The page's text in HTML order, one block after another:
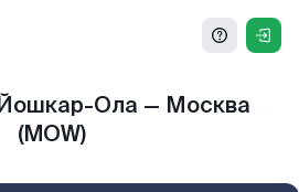
Ола — Москва
(MOW)